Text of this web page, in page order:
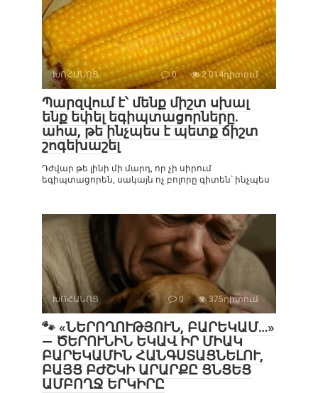
ԽՈՀԱՆՈՑ 0 2 014դիտում
Պարզվում է՝ մենք միշտ սխալ
ենք եփել եգիպտացորները.
ահա, թե ինչպես է պետք ճիշտ
շոգեխաշել
Դժվար թե լինի մի մարդ, որ չի սիրում
եգիպտացորեն, սակայն ոչ բոլորը գիտեն՝ ինչպես
ԽՈՀԱՆՈՑ 0 375դիտում
🐾 «ՆԵՐՈՂՈՒԹՅՈՒՆ, ԲԱՐԵԿԱՄ…»
— ԾԵՐՈՒՆԻՆ ԵԿԱՎ ԻՐ ՄԻԱԿ
ԲԱՐԵԿԱՄԻՆ ՀԱՆԳՍՏԱՑՆԵԼՈՒ,
ԲԱՅՑ ԲԺՇԿԻ ԱՐԱՐՔԸ ՑՆՑԵՑ
ԱՄԲՈՂՋ ԵՐԿԻՐԸ